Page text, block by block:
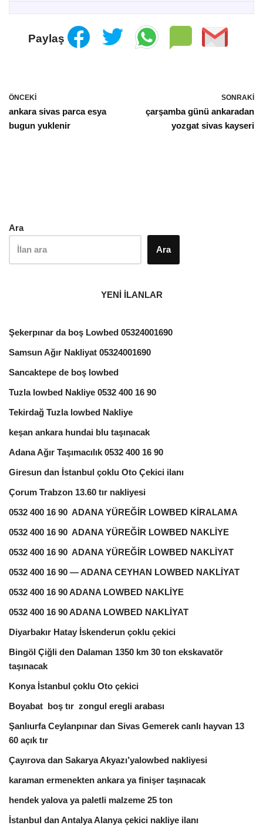
Paylaş
ÖNCEKI
ankara sivas parca esya
bugun yuklenir
SONRAKI
çarşamba günü ankaradan
yozgat sivas kayseri
Ara
Ara
YENİ İLANLAR
Şekerpınar da boş Lowbed 05324001690
Samsun Ağır Nakliyat 05324001690
Sancaktepe de boş lowbed
Tuzla lowbed Nakliye 0532 400 16 90
Tekirdağ Tuzla lowbed Nakliye
keşan ankara hundai blu taşınacak
Adana Ağır Taşımacılık 0532 400 16 90
Giresun dan İstanbul çoklu Oto Çekici ilanı
Çorum Trabzon 13.60 tır nakliyesi
0532 400 16 90 ADANA YÜREĞİR LOWBED KİRALAMA
0532 400 16 90 ADANA YÜREĞİR LOWBED NAKLİYE
0532 400 16 90 ADANA YÜREĞİR LOWBED NAKLİYAT
0532 400 16 90 — ADANA CEYHAN LOWBED NAKLİYAT
0532 400 16 90 ADANA LOWBED NAKLİYE
0532 400 16 90 ADANA LOWBED NAKLİYAT
Diyarbakır Hatay İskenderun çoklu çekici
Bingöl Çiğli den Dalaman 1350 km 30 ton ekskavatör
taşınacak
Konya İstanbul çoklu Oto çekici
Boyabat boş tır zongul eregli arabası
Şanlıurfa Ceylanpınar dan Sivas Gemerek canlı hayvan 13
60 açık tır
Çayırova dan Sakarya Akyazı’yalowbed nakliyesi
karaman ermenekten ankara ya finişer taşınacak
hendek yalova ya paletli malzeme 25 ton
İstanbul dan Antalya Alanya çekici nakliye ilanı